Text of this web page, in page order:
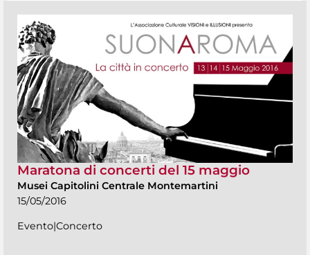
Maratona di concerti del 15 maggio
Musei Capitolini Centrale Montemartini
15/05/2016
Evento|Concerto